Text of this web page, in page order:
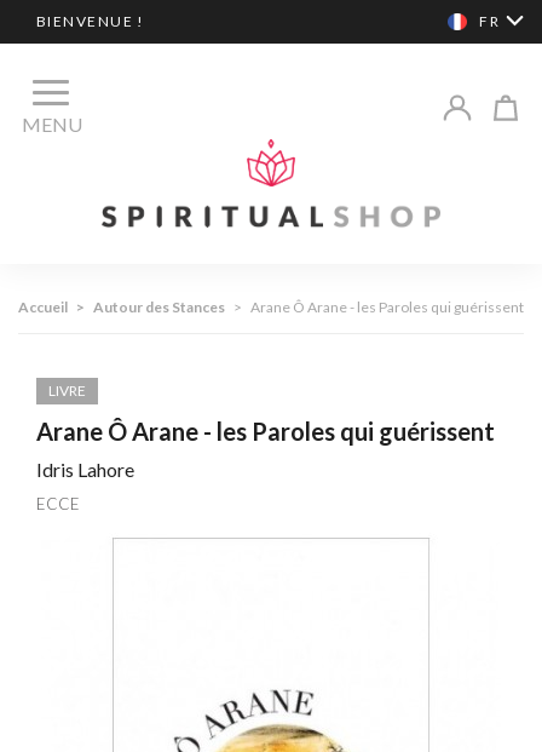
BIENVENUE ! FR
MENU
Accueil > Autour des Stances > Arane Ô Arane - les Paroles qui guérissent
LIVRE
Arane Ô Arane - les Paroles qui guérissent
Idris Lahore
ECCE